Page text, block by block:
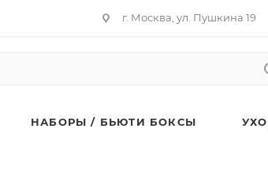
г. Москва, ул. Пушкина 19
НАБОРЫ / БЬЮТИ БОКСЫ